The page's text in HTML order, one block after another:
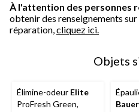
À l'attention des personnes
obtenir des renseignements
réparation, cliquez ici.
Objets
Élimine-odeur Elite
ProFresh Green,
Bauer